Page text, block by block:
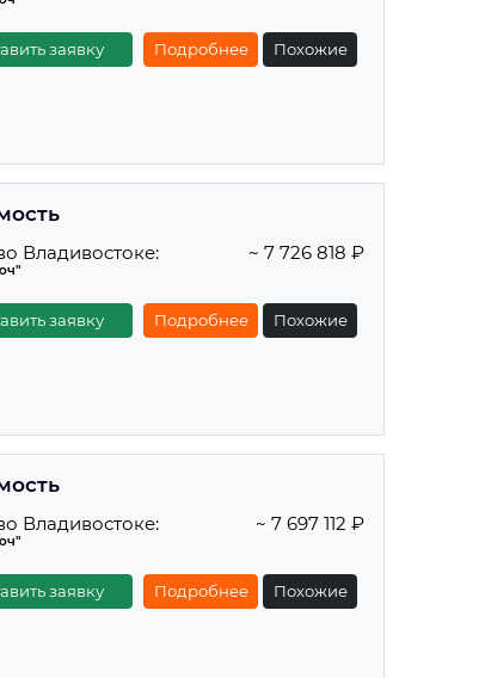
заявку Подробнее Похожие
Владивостоке: ~ 7 726 818 ₽
заявку Подробнее Похожие
Владивостоке: ~ 7 697 112 ₽
заявку Подробнее Похожие